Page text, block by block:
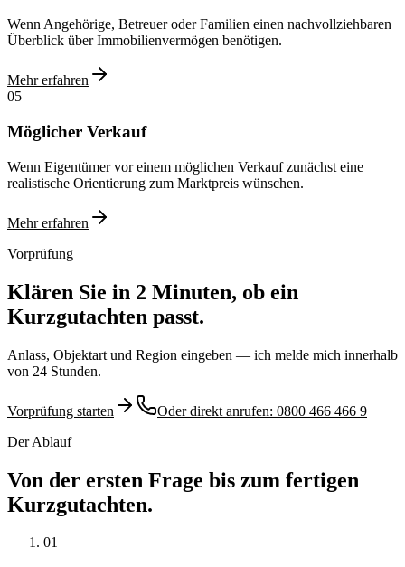
Wenn Angehörige, Betreuer oder Familien einen nachvollziehbaren
Überblick über Immobilienvermögen benötigen.
Mehr erfahren
05
Möglicher Verkauf
Wenn Eigentümer vor einem möglichen Verkauf zunächst eine
realistische Orientierung zum Marktpreis wünschen.
Mehr erfahren
Vorprüfung
Klären Sie in 2 Minuten, ob ein
Kurzgutachten passt.
Anlass, Objektart und Region eingeben — ich melde mich innerhalb
von 24 Stunden.
Vorprüfung starten
Oder direkt anrufen: 0800 466 466 9
Der Ablauf
Von der ersten Frage bis zum fertigen
Kurzgutachten.
01